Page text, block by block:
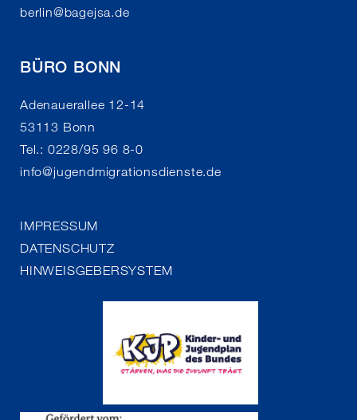
berlin@bagejsa.de
BÜRO BONN
Adenauerallee 12-14
53113 Bonn
Tel.: 0228/95 96 8-0
info@jugendmigrationsdienste.de
IMPRESSUM
DATENSCHUTZ
HINWEISGEBERSYSTEM